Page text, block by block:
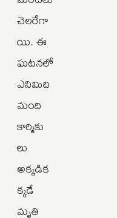
చెలరేగా
యి. ఈ
ఘటనలో
ఎనిమిది
మంది
కార్మికు
లు
అక్కడిక
క్కడే
మృతి